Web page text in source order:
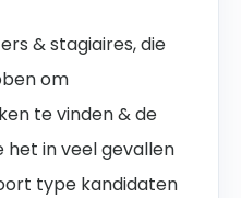
& stagiaires, die
om
te vinden & de
in veel gevallen
type kandidaten